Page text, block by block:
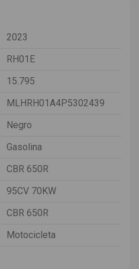
2023
RH01E
15.795
MLHRH01A4P5302439
Negro
Gasolina
CBR 650R
95CV 70KW
CBR 650R
Motocicleta